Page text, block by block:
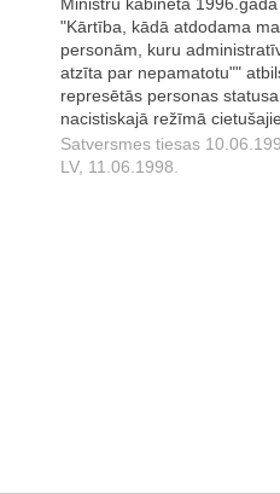
"Kārtība, kādā atdodama
personām, kuru
atzīta par nepamatotu""
represētās personas
nacistiskajā režīmā
Satversmes tiesas
LV, 11.06.1998.